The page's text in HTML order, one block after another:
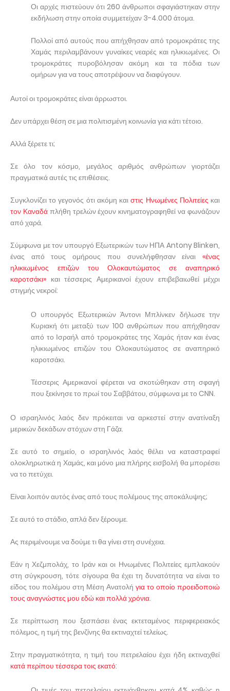
Οι αρχές πιστεύουν ότι 260 άνθρωποι σφαγιάστηκαν στην
εκδήλωση στην οποία συμμετείχαν 3-4.000 άτομα.
Πολλοί από αυτούς που απήχθησαν από τρομοκράτες της
Χαμάς περιλαμβάνουν γυναίκες νεαρές και ηλικιωμένες. Οι
τρομοκράτες πυροβόλησαν ακόμη και τα πόδια των
ομήρων για να τους αποτρέψουν να διαφύγουν.
Αυτοί οι τρομοκράτες είναι άρρωστοι.
Δεν υπάρχει θέση σε μια πολιτισμένη κοινωνία για κάτι τέτοιο.
Αλλά ξέρετε τι;
Σε όλο τον κόσμο, μεγάλος αριθμός ανθρώπων γιορτάζει
πραγματικά αυτές τις επιθέσεις.
Συγκλονίζει το γεγονός ότι ακόμη καιστις Ηνωμένες Πολιτείεςκαι
τον Καναδάπλήθη τρελών έχουν κινηματογραφηθεί να φωνάζουν
από χαρά.
Σύμφωνα με τον υπουργό Εξωτερικών των ΗΠΑ Antony Blinken,
ένας από τους ομήρους που συνελήφθησαν είναι «ένας
ηλικιωμένος επιζών του Ολοκαυτώματος σε αναπηρικό
καροτσάκι» και τέσσερις Αμερικανοί έχουν επιβεβαιωθεί μέχρι
στιγμής νεκροί:
Ο υπουργός Εξωτερικών Άντονι Μπλίνκεν δήλωσε την
Κυριακή ότι μεταξύ των 100 ανθρώπων που απήχθησαν
από το Ισραήλ από τρομοκράτες της Χαμάς ήταν και ένας
ηλικιωμένος επιζών του Ολοκαυτώματος σε αναπηρικό
καροτσάκι.
Τέσσερις Αμερικανοί φέρεται να σκοτώθηκαν στη σφαγή
που ξεκίνησε το πρωί του Σαββάτου, σύμφωνα με το CNN.
Ο ισραηλινός λαός δεν πρόκειται να αρκεστεί στην ανατίναξη
μερικών δεκάδων στόχων στη Γάζα.
Σε αυτό το σημείο, ο ισραηλινός λαός θέλει να καταστραφεί
ολοκληρωτικά η Χαμάς, και μόνο μια πλήρης εισβολή θα μπορέσει
να το πετύχει.
Είναι λοιπόν αυτός ένας από τους πολέμους της αποκάλυψης;
Σε αυτό το στάδιο, απλά δεν ξέρουμε.
Ας περιμένουμε να δούμε τι θα γίνει στη συνέχεια.
Εάν η Χεζμπολάχ, το Ιράν και οι Ηνωμένες Πολιτείες εμπλακούν
στη σύγκρουση, τότε σίγουρα θα έχει τη δυνατότητα να είναι το
είδος του πολέμου στη Μέση Ανατολή για το οποίο προειδοποιώ
τους αναγνώστες μου εδώ και πολλά χρόνια.
Σε περίπτωση που ξεσπάσει ένας εκτεταμένος περιφερειακός
πόλεμος, η τιμή της βενζίνης θα εκτιναχτεί τελείως.
Στην πραγματικότητα, η τιμή του πετρελαίου έχει ήδη εκτιναχθεί
κατά περίπου τέσσερα τοις εκατό: